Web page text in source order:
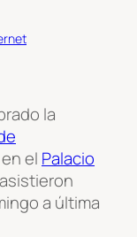
la
el Palacio
a última